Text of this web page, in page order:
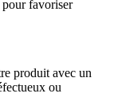
pour favoriser
produit avec un
ou